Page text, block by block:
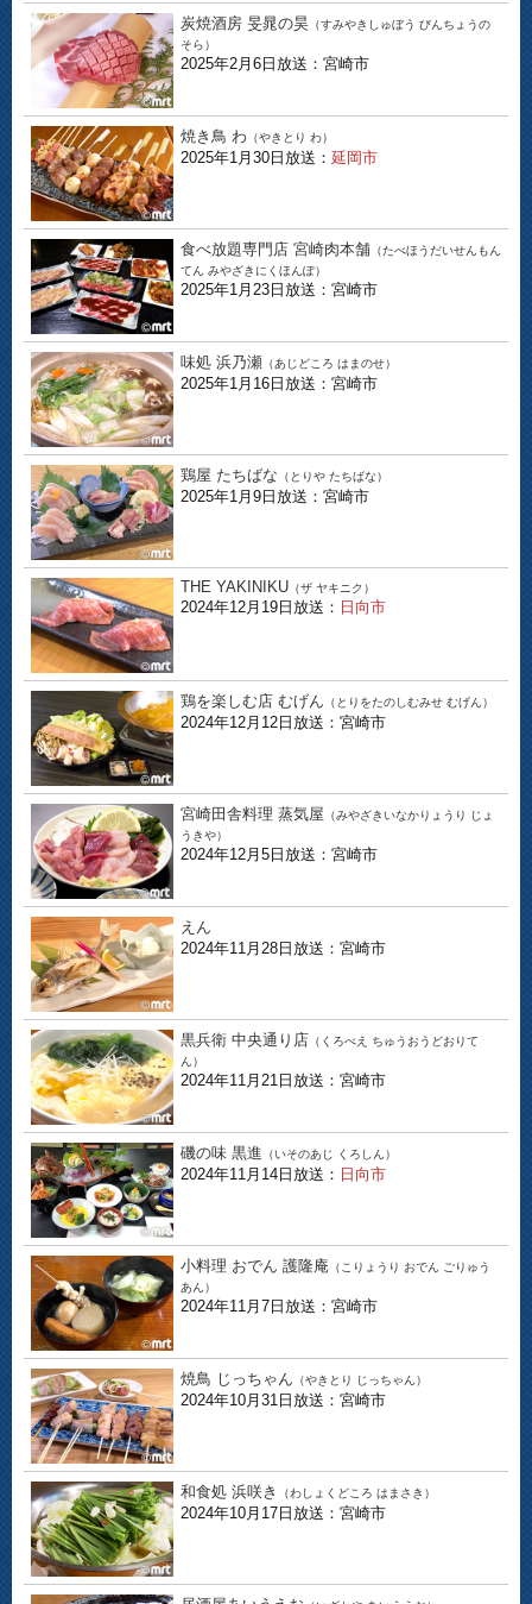
炭焼酒房 旻晁の昊 （すみやきしゅぼう びんちょうの
そら）
2025年2月6日放送：宮崎市
焼き鳥 わ （やきとり わ）
2025年1月30日放送： 延岡市
食べ放題専門店 宮崎肉本舗 （たべほうだいせんもん
てん みやざきにくほんぽ）
2025年1月23日放送：宮崎市
味処 浜乃瀬 （あじどころ はまのせ）
2025年1月16日放送：宮崎市
鶏屋 たちばな （とりや たちばな）
2025年1月9日放送：宮崎市
THE YAKINIKU （ザ ヤキニク）
2024年12月19日放送： 日向市
鶏を楽しむ店 むげん （とりをたのしむみせ むげん）
2024年12月12日放送：宮崎市
宮崎田舎料理 蒸気屋 （みやざきいなかりょうり じょ
うきや）
2024年12月5日放送：宮崎市
えん
2024年11月28日放送：宮崎市
黒兵衛 中央通り店 （くろべえ ちゅうおうどおりて
ん）
2024年11月21日放送：宮崎市
磯の味 黒進 （いそのあじ くろしん）
2024年11月14日放送： 日向市
小料理 おでん 護隆庵 （こりょうり おでん ごりゅう
あん）
2024年11月7日放送：宮崎市
焼鳥 じっちゃん （やきとり じっちゃん）
2024年10月31日放送：宮崎市
和食処 浜咲き （わしょくどころ はまさき）
2024年10月17日放送：宮崎市